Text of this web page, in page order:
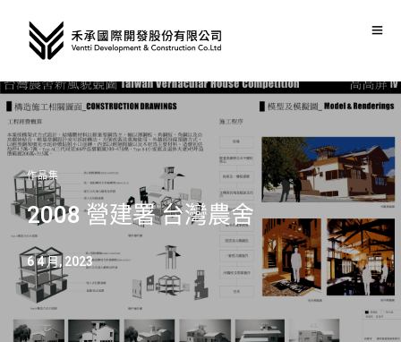
作品集
2008 營建署 台灣農舍
6 4 月, 2023